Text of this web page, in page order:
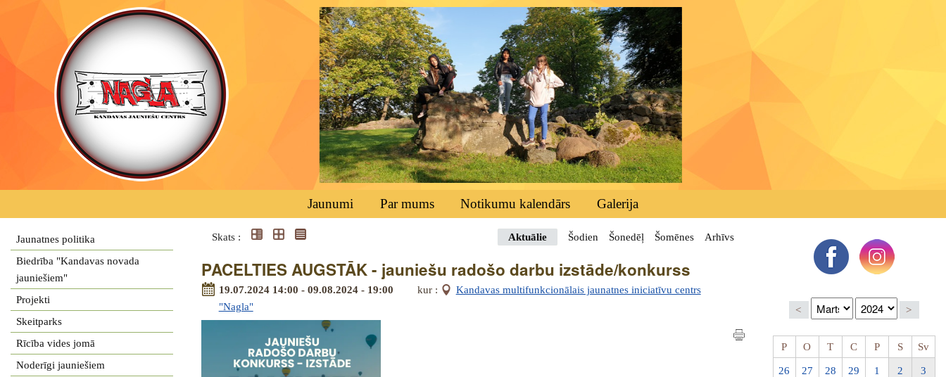
Jaunumi Par mums Notikumu kalendārs Galerija
Jaunatnes politika
Biedrība "Kandavas novada
jauniešiem"
Projekti
Skeitparks
Rīcība vides jomā
Noderīgi jauniešiem
Skats : Aktuālie Šodien Šonedēļ Šomēnes Arhīvs
PACELTIES AUGSTĀK - jauniešu radošo darbu izstāde/konkurss
19.07.2024 14:00 - 09.08.2024 - 19:00 kur :
Kandavas multifunkcionālais jaunatnes iniciatīvu centrs
"Nagla"
< >
P O T C P S Sv
26 27 28 29 1 2 3